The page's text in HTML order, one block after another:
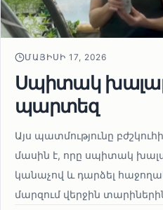
ՄԱՅԻՍԻ 17, 2026
Սպիտակ
պարտեզ
Այս պատմությունը
մասին է, որը սպիտակ
կանաչով և դարձել
մարզում վերջին